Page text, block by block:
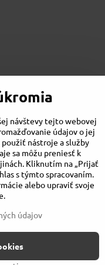
03601 Martin
©2026
návštevy tejto webovej
údajov o jej
nástroje a služby
sa môžu preniesť k
Kliknutím na „Prijať
s týmto spracovaním.
alebo upraviť svoje
údajov